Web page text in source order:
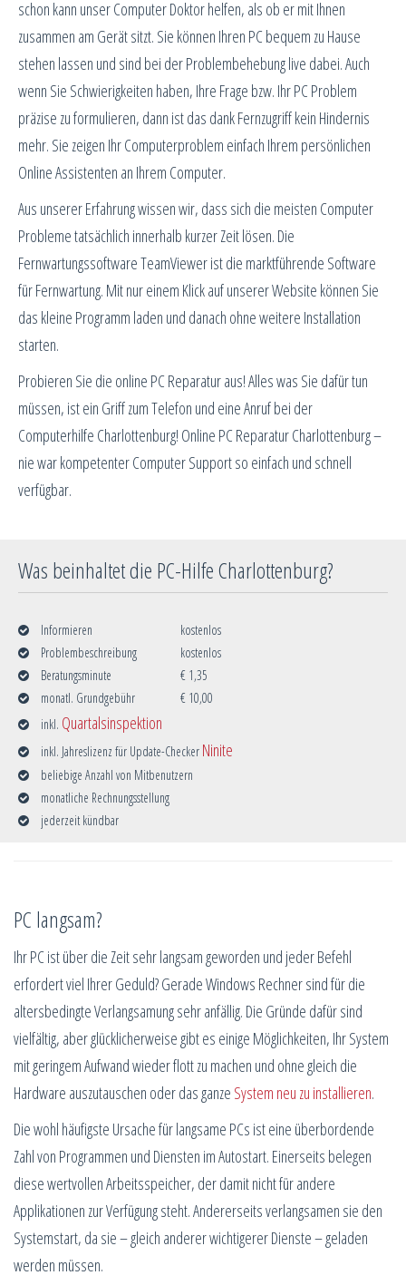
schon kann unser Computer Doktor helfen, als ob er mit Ihnen
zusammen am Gerät sitzt. Sie können Ihren PC bequem zu Hause
stehen lassen und sind bei der Problembehebung live dabei. Auch
wenn Sie Schwierigkeiten haben, Ihre Frage bzw. Ihr PC Problem
präzise zu formulieren, dann ist das dank Fernzugriff kein Hindernis
mehr. Sie zeigen Ihr Computerproblem einfach Ihrem persönlichen
Online Assistenten an Ihrem Computer.
Aus unserer Erfahrung wissen wir, dass sich die meisten Computer
Probleme tatsächlich innerhalb kurzer Zeit lösen. Die
Fernwartungssoftware TeamViewer ist die marktführende Software
für Fernwartung. Mit nur einem Klick auf unserer Website können Sie
das kleine Programm laden und danach ohne weitere Installation
starten.
Probieren Sie die online PC Reparatur aus! Alles was Sie dafür tun
müssen, ist ein Griff zum Telefon und eine Anruf bei der
Computerhilfe Charlottenburg! Online PC Reparatur Charlottenburg –
nie war kompetenter Computer Support so einfach und schnell
verfügbar.
Was beinhaltet die PC-Hilfe Charlottenburg?
Informieren
kostenlos
Problembeschreibung
kostenlos
Beratungsminute
€ 1,35
monatl. Grundgebühr
€ 10,00
inkl. Quartalsinspektion
inkl. Jahreslizenz für Update-Checker Ninite
beliebige Anzahl von Mitbenutzern
monatliche Rechnungsstellung
jederzeit kündbar
PC langsam?
Ihr PC ist über die Zeit sehr langsam geworden und jeder Befehl
erfordert viel Ihrer Geduld? Gerade Windows Rechner sind für die
altersbedingte Verlangsamung sehr anfällig. Die Gründe dafür sind
vielfältig, aber glücklicherweise gibt es einige Möglichkeiten, Ihr System
mit geringem Aufwand wieder flott zu machen und ohne gleich die
Hardware auszutauschen oder das ganze System neu zu installieren.
Die wohl häufigste Ursache für langsame PCs ist eine überbordende
Zahl von Programmen und Diensten im Autostart. Einerseits belegen
diese wertvollen Arbeitsspeicher, der damit nicht für andere
Applikationen zur Verfügung steht. Andererseits verlangsamen sie den
Systemstart, da sie – gleich anderer wichtigerer Dienste – geladen
werden müssen.